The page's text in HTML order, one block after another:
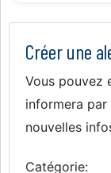
Créer une
Vous pouvez
informera par
nouvelles
Catégorie: